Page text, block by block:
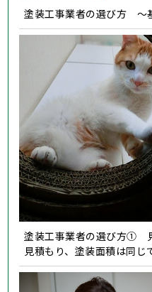
塗装工事業者の選び方 ～
塗装工事業者の選び方①
見積もり、塗装面積は同じ